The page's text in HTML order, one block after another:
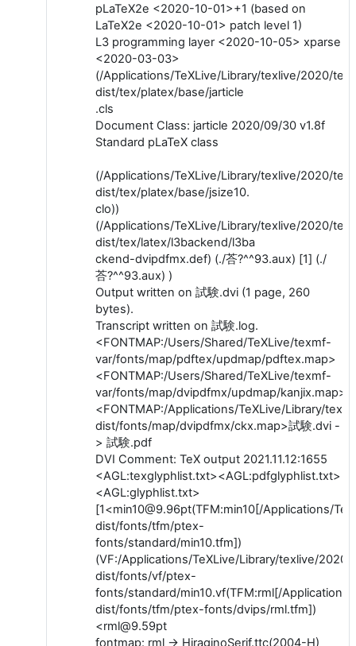
pLaTeX2e <2020-10-01>+1 (based on
LaTeX2e <2020-10-01> patch level 1)
L3 programming layer <2020-10-05> xparse
<2020-03-03>
(/Applications/TeXLive/Library/texlive/2020/
dist/tex/platex/base/jarticle
.cls
Document Class: jarticle 2020/09/30 v1.8f
Standard pLaTeX class
(/Applications/TeXLive/Library/texlive/2020/
dist/tex/platex/base/jsize10.
clo))
(/Applications/TeXLive/Library/texlive/2020/
dist/tex/latex/l3backend/l3ba
ckend-dvipdfmx.def) (./荅?^^93.aux) [1] (./
荅?^^93.aux) )
Output written on 試験.dvi (1 page, 260
bytes).
Transcript written on 試験.log.
<FONTMAP:/Users/Shared/TeXLive/texmf-
var/fonts/map/pdftex/updmap/pdftex.map>
<FONTMAP:/Users/Shared/TeXLive/texmf-
var/fonts/map/dvipdfmx/updmap/kanjix.map>
<FONTMAP:/Applications/TeXLive/Library/
dist/fonts/map/dvipdfmx/ckx.map>試験.dvi -
> 試験.pdf
DVI Comment: TeX output 2021.11.12:1655
<AGL:texglyphlist.txt><AGL:pdfglyphlist.txt>
<AGL:glyphlist.txt>
[1<min10@9.96pt(TFM:min10[/Applications/
dist/fonts/tfm/ptex-
fonts/standard/min10.tfm])
(VF:/Applications/TeXLive/Library/texlive/
dist/fonts/vf/ptex-
fonts/standard/min10.vf(TFM:rml[/
dist/fonts/tfm/ptex-fonts/dvips/rml.tfm])
<rml@9.59pt
fontmap: rml -> HiraginoSerif.ttc(2004-H)